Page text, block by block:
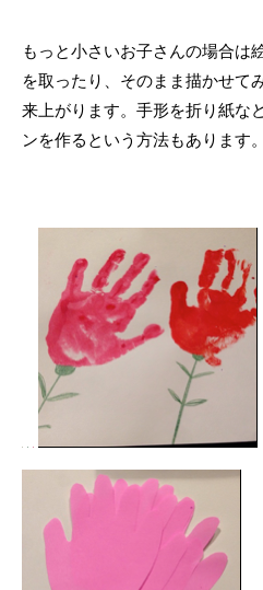
もっと小さいお子さんの場合は
を取ったり、そのまま描かせて
来上がります。手形を折り紙な
ンを作るという方法もあります。